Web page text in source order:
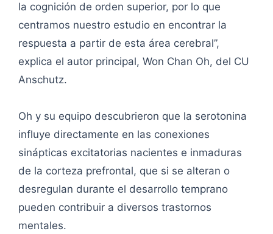
la cognición de orden superior, por lo que
centramos nuestro estudio en encontrar la
respuesta a partir de esta área cerebral”,
explica el autor principal, Won Chan Oh, del CU
Anschutz.
Oh y su equipo descubrieron que la serotonina
influye directamente en las conexiones
sinápticas excitatorias nacientes e inmaduras
de la corteza prefrontal, que si se alteran o
desregulan durante el desarrollo temprano
pueden contribuir a diversos trastornos
mentales.